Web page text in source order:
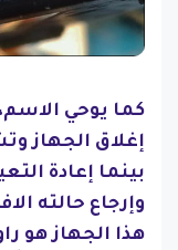
كما يوحي
إغلاق الجهاز
بينما إعادة
وإرجاع حالته
هذا الجهاز هو